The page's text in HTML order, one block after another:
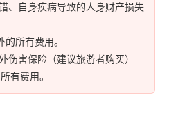
、自身疾病导致的人身财产损失
所有费用。
伤害保险（建议旅游者购买）
有费用。